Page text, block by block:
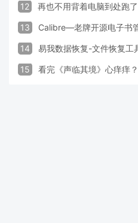
12 再也不用背着电脑到处跑
13 Calibre—老牌开源电子书
14 易我数据恢复-文件恢复工
15 看完《声临其境》心痒痒